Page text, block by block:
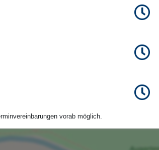
vorab möglich.